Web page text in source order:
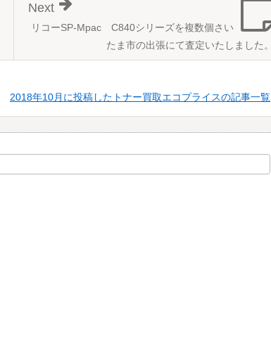
リコーSP-Mpac C840シリーズを複数個さい
たま市の出張にて査定いたしました。
Next
2018年10月に投稿したトナー買取エコプライスの記事一覧